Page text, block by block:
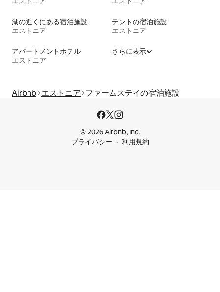
湖の近くにある宿泊施設
エストニア
テントの宿泊施設
エストニア
アパートメントホテル
エストニア
さらに表示
Airbnb エストニア ファームステイの宿泊施設
© 2026 Airbnb, Inc.
プライバシー
利用規約